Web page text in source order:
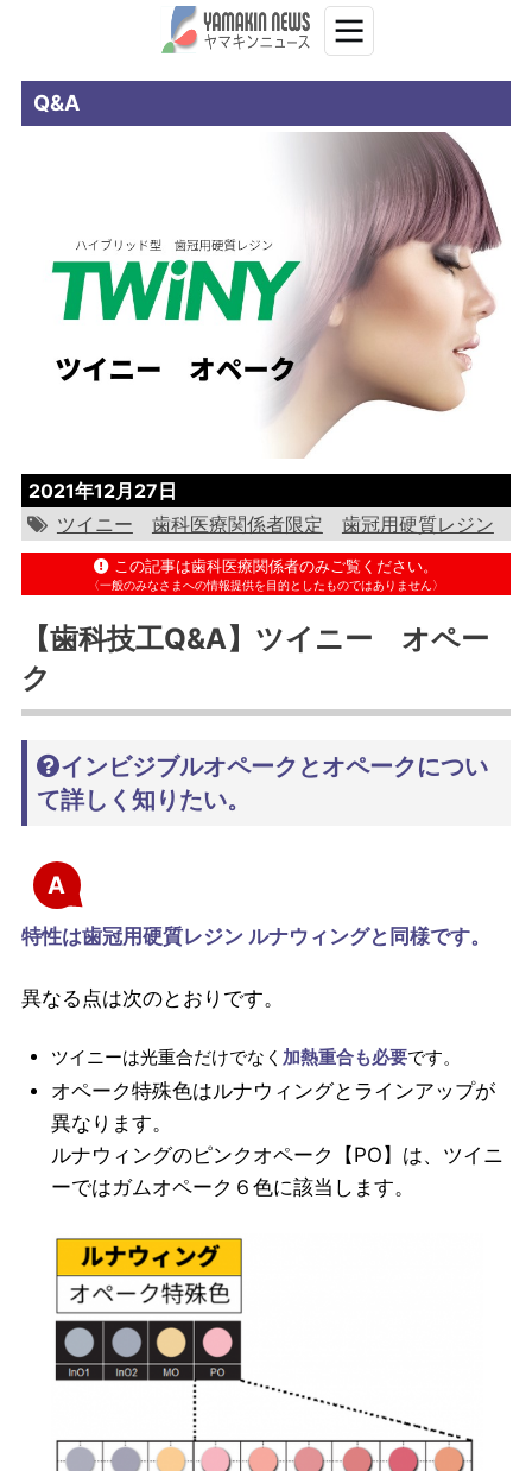
Q&A
2021年12月27日
ツイニー
歯科医療関係者限定 歯冠用硬質レジン
この記事は歯科医療関係者のみご覧ください。
〈一般のみなさまへの情報提供を目的としたものではありません〉
【歯科技工Q&A】ツイニー オペー
ク
インビジブルオペークとオペークについ
て詳しく知りたい。
A
特性は歯冠用硬質レジン ルナウィングと同様です。
異なる点は次のとおりです。
ツイニーは光重合だけでなく 加熱重合も必要です。
オペーク特殊色はルナウィングとラインアップが
異なります。
ルナウィングのピンクオペーク【PO】は、ツイニ
ーではガムオペーク６色に該当します。